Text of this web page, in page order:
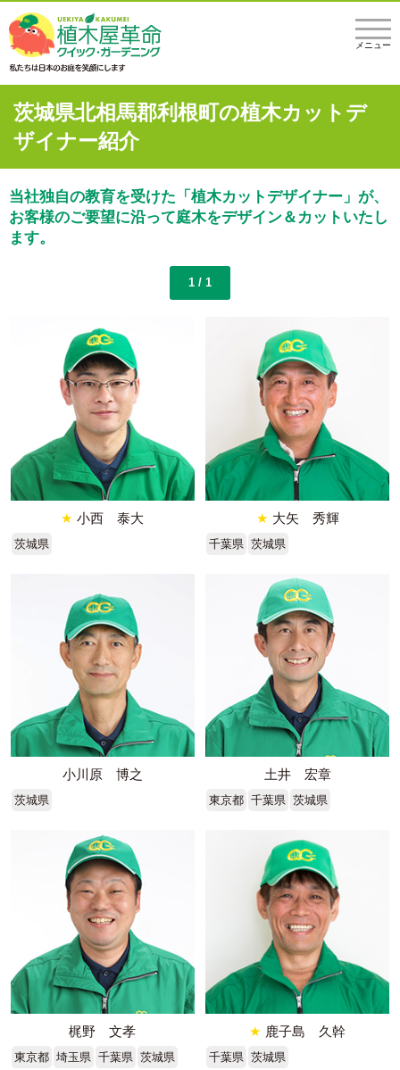
メニュー
茨城県北相馬郡利根町の植木カットデ
ザイナー紹介
当社独自の教育を受けた「植木カットデザイナー」が、
お客様のご要望に沿って庭木をデザイン＆カットいたし
ます。
1 / 1
★ 小西 泰大
茨城県
★ 大矢 秀輝
千葉県 茨城県
小川原 博之
茨城県
土井 宏章
東京都 千葉県 茨城県
梶野 文孝
東京都 埼玉県 千葉県 茨城県
★ 鹿子島 久幹
千葉県 茨城県